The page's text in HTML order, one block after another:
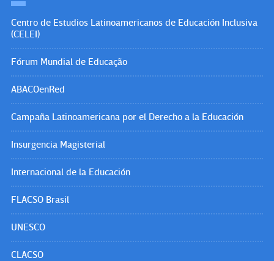
Centro de Estudios Latinoamericanos de Educación Inclusiva
(CELEI)
Fórum Mundial de Educação
ABACOenRed
Campaña Latinoamericana por el Derecho a la Educación
Insurgencia Magisterial
Internacional de la Educación
FLACSO Brasil
UNESCO
CLACSO